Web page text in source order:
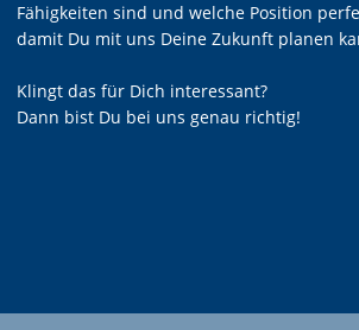
Fähigkeiten sind und welche Position
damit Du mit uns Deine Zukunft planen
Klingt das für Dich interessant?
Dann bist Du bei uns genau richtig!